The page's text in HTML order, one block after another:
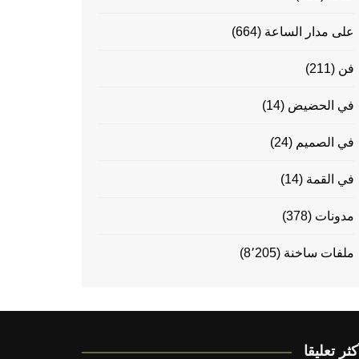
على مدار الساعة (664)
فن (211)
في الحضيض (14)
في الصميم (24)
في القمة (14)
مدونات (378)
ملفات ساخنة (8٬205)
تعليقا